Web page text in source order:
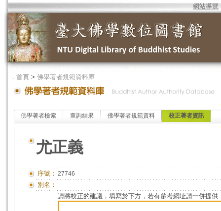
網站導覽
． 首頁 > 佛學著者規範資料庫
佛學著者檢索 查詢結果 佛學著者規範資料 校正著者資訊
尤正義
序號： 27746
別名：
請將校正的建議，填寫於下方，若有參考網址請一併提供